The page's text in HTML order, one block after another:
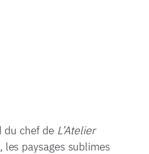
du chef de L’Atelier
paysages sublimes